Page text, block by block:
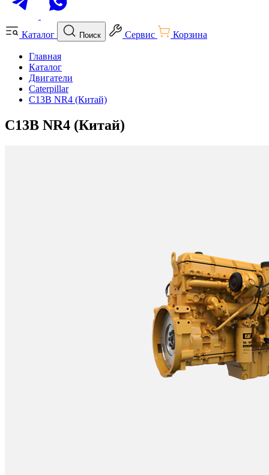
Каталог Поиск Сервис Корзина
Главная
Каталог
Двигатели
Caterpillar
C13B NR4 (Китай)
C13B NR4 (Китай)